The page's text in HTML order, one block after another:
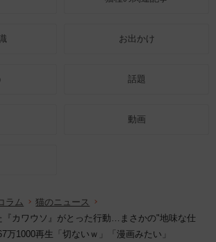
お出かけ
話題
動画
ラム
猫のニュース
『カワウソ』がとった行動…まさかの"地味な仕
万1000再生「切ないｗ」「漫画みたい」